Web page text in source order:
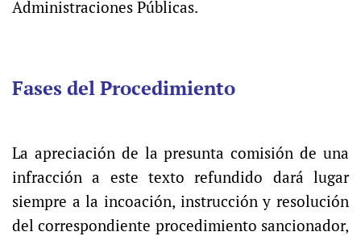
Administraciones Públicas.
Fases del Procedimiento
La apreciación de la presunta comisión de una
infracción a este texto refundido dará lugar
siempre a la incoación, instrucción y resolución
del correspondiente procedimiento sancionador,